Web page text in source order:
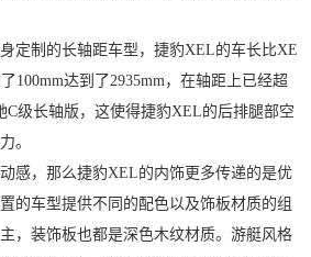
定制的长轴距车型，捷豹XEL的车长比XE
100mm达到了2935mm，在轴距上已经超
C级长轴版，这使得捷豹XEL的后排腿部空
。
感，那么捷豹XEL的内饰更多传递的是优
的车型提供不同的配色以及饰板材质的组
，装饰板也都是深色木纹材质。游艇风格